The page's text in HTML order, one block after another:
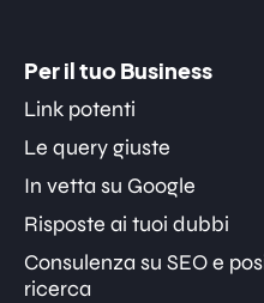
Per il tuo Business
Link potenti
Le query giuste
In vetta su Google
Risposte ai tuoi dubbi
Consulenza su SEO e
ricerca